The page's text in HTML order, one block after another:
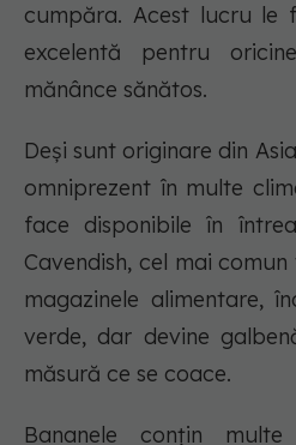
cumpăra. Acest lucru le
excelentă pentru
mănânce sănătos.
Deși sunt originare din
omniprezent în multe
face disponibile în
Cavendish, cel mai
magazinele alimentare,
verde, dar devine
măsură ce se coace.
Bananele conțin